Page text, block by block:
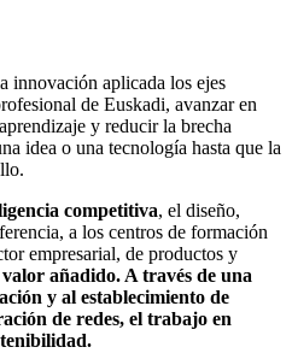
innovación aplicada los ejes
de Euskadi, avanzar en
y reducir la brecha
idea o una tecnología hasta que la
competitiva, el diseño,
a los centros de formación
empresarial, de productos y
añadido. A través de una
y al establecimiento de
de redes, el trabajo en